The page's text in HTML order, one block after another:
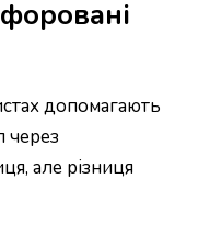
допомагають
через
але різниця